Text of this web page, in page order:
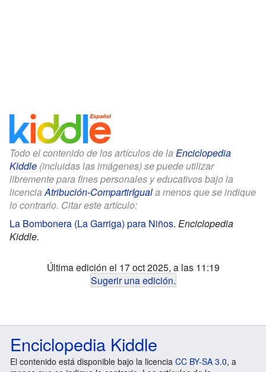
Todo el contenido de los artículos de la Enciclopedia
Kiddle (incluidas las imágenes) se puede utilizar
libremente para fines personales y educativos bajo la
licenciaAtribución-CompartirIguala menos que se indique
lo contrario. Citar este artículo:
La Bombonera (La Garriga) para Niños. Enciclopedia
Kiddle.
Última edición el 17 oct 2025, a las 11:19
Sugerir una edición.
Enciclopedia Kiddle
El contenido está disponible bajo la licencia CC BY-SA 3.0, a